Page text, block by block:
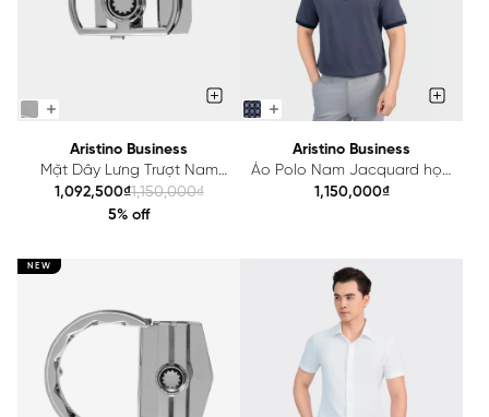
Aristino Business
Mặt Dây Lưng Trượt Nam
Aristino Business 1BK0050Z2
1,092,500₫1,150,000₫
5% off
Aristino Business
Áo Polo Nam Jacquard họa
tiết Aristino Business Fiero
1,150,000₫
NEW